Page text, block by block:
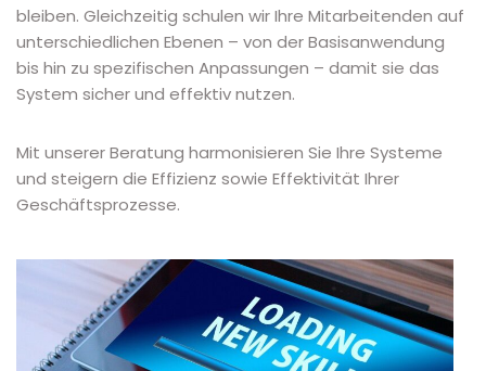
bleiben. Gleichzeitig schulen wir Ihre Mitarbeitenden auf
unterschiedlichen Ebenen – von der Basisanwendung
bis hin zu spezifischen Anpassungen – damit sie das
System sicher und effektiv nutzen.
Mit unserer Beratung harmonisieren Sie Ihre Systeme
und steigern die Effizienz sowie Effektivität Ihrer
Geschäftsprozesse.